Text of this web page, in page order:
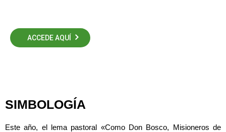
ACCEDE AQUÍ
SIMBOLOGÍA
Este año, el lema pastoral «Como Don Bosco, Misioneros de